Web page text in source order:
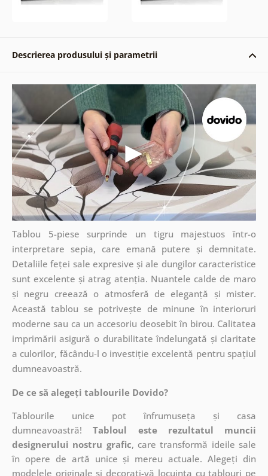
Descrierea produsului și parametrii
Tablou 5-piese surprinde un tigru majestuos într-o
interpretare sepia, care emană putere și demnitate.
Detaliile feței sale expresive și ale dungilor caracteristice
sunt excelente și atrag atenția. Nuantele calde de maro
și negru creează o atmosferă de eleganță și mister.
Această tablou se potrivește de minune în interioruri
moderne sau ca un accesoriu deosebit în birou. Calitatea
imprimării asigură o durabilitate îndelungată și claritate
a culorilor, făcându-l o investiție excelentă pentru spațiul
dumneavoastră.
De ce să alegeți tablourile Dovido?
Tablourile unice pot înfrumuseța și casa
dumneavoastră!Tabloul este rezultatul muncii
designerului nostru grafic, caretransformă ideile sale
în opere de artă unice și mereu actuale. Alegeți din
modelele originale și decorați-vă locuința cu tablouri pe